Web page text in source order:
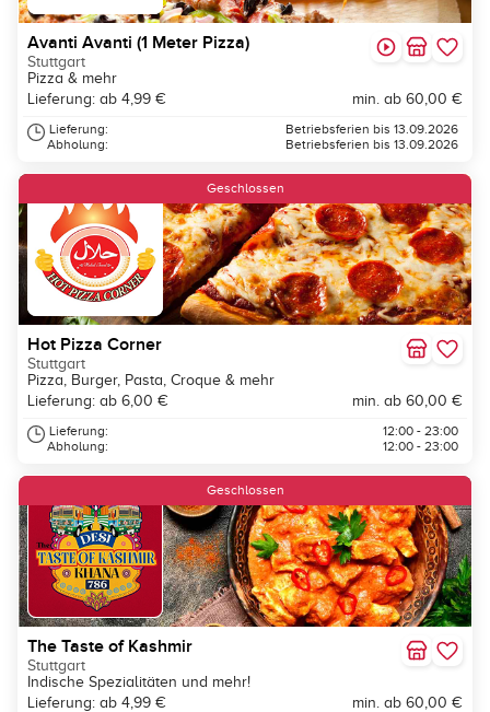
Avanti Avanti (1 Meter Pizza)
Stuttgart
Pizza & mehr
Lieferung: ab 4,99 €
min. ab 60,00 €
Lieferung:
Abholung:
Betriebsferien bis 13.09.2026
Betriebsferien bis 13.09.2026
Geschlossen
Hot Pizza Corner
Stuttgart
Pizza, Burger, Pasta, Croque & mehr
Lieferung: ab 6,00 €
min. ab 60,00 €
Lieferung:
Abholung:
12:00 - 23:00
12:00 - 23:00
Geschlossen
The Taste of Kashmir
Stuttgart
Indische Spezialitäten und mehr!
Lieferung: ab 4,99 €
min. ab 60,00 €